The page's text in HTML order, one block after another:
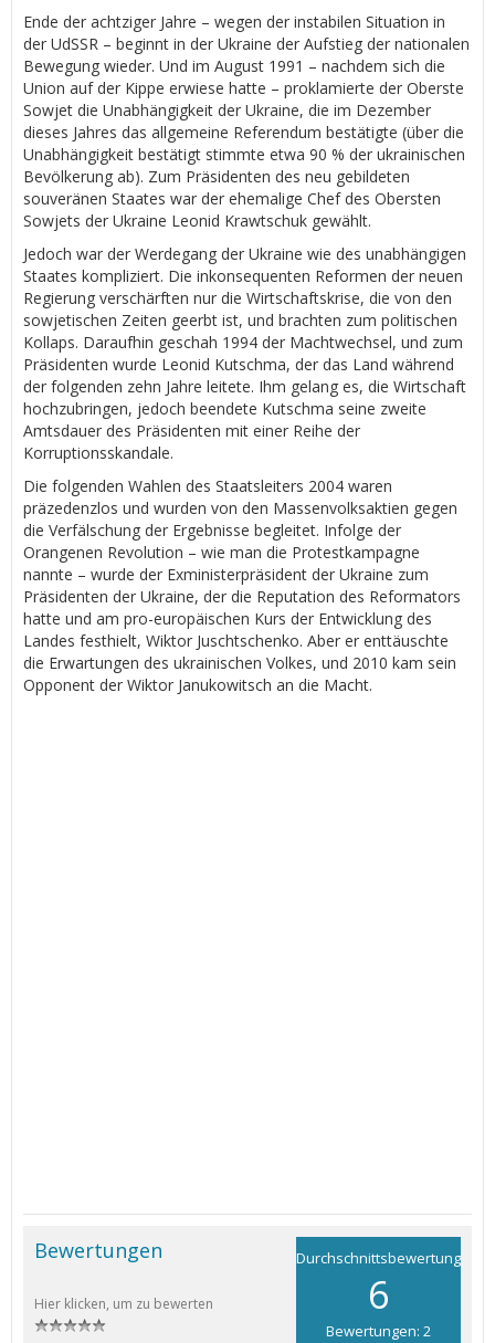
Ende der achtziger Jahre – wegen der instabilen Situation in
der UdSSR – beginnt in der Ukraine der Aufstieg der nationalen
Bewegung wieder. Und im August 1991 – nachdem sich die
Union auf der Kippe erwiese hatte – proklamierte der Oberste
Sowjet die Unabhängigkeit der Ukraine, die im Dezember
dieses Jahres das allgemeine Referendum bestätigte (über die
Unabhängigkeit bestätigt stimmte etwa 90 % der ukrainischen
Bevölkerung ab). Zum Präsidenten des neu gebildeten
souveränen Staates war der ehemalige Chef des Obersten
Sowjets der Ukraine Leonid Krawtschuk gewählt.
Jedoch war der Werdegang der Ukraine wie des unabhängigen
Staates kompliziert. Die inkonsequenten Reformen der neuen
Regierung verschärften nur die Wirtschaftskrise, die von den
sowjetischen Zeiten geerbt ist, und brachten zum politischen
Kollaps. Daraufhin geschah 1994 der Machtwechsel, und zum
Präsidenten wurde Leonid Kutschma, der das Land während
der folgenden zehn Jahre leitete. Ihm gelang es, die Wirtschaft
hochzubringen, jedoch beendete Kutschma seine zweite
Amtsdauer des Präsidenten mit einer Reihe der
Korruptionsskandale.
Die folgenden Wahlen des Staatsleiters 2004 waren
präzedenzlos und wurden von den Massenvolksaktien gegen
die Verfälschung der Ergebnisse begleitet. Infolge der
Orangenen Revolution – wie man die Protestkampagne
nannte – wurde der Exministerpräsident der Ukraine zum
Präsidenten der Ukraine, der die Reputation des Reformators
hatte und am pro-europäischen Kurs der Entwicklung des
Landes festhielt, Wiktor Juschtschenko. Aber er enttäuschte
die Erwartungen des ukrainischen Volkes, und 2010 kam sein
Opponent der Wiktor Janukowitsch an die Macht.
Durchschnittsbewertung
6
Bewertungen: 2
Bewertungen
Hier klicken, um zu bewerten